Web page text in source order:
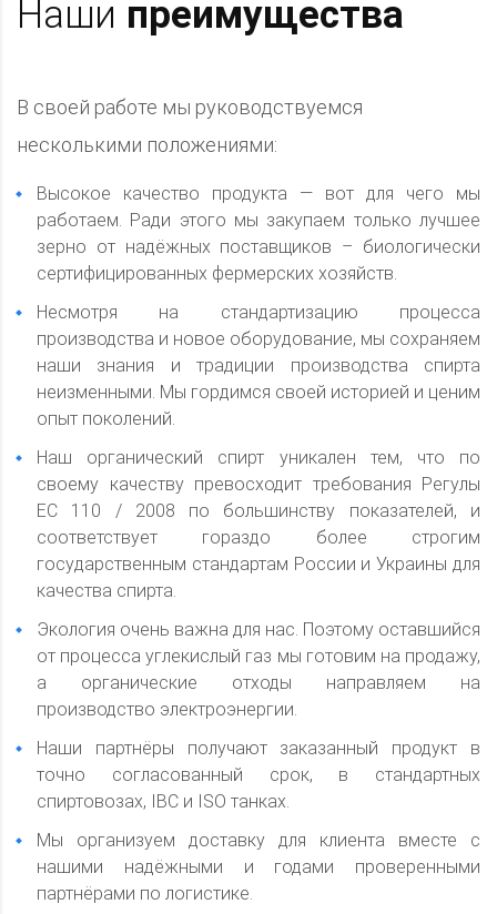
Наши преимущества
В своей работе мы руководствуемся
несколькими положениями:
Высокое качество продукта — вот для чего мы
работаем. Ради этого мы закупаем только лучшее
зерно от надёжных поставщиков – биологически
сертифицированных фермерских хозяйств.
Несмотря на стандартизацию процесса
производства и новое оборудование, мы сохраняем
наши знания и традиции производства спирта
неизменными. Мы гордимся своей историей и ценим
опыт поколений.
Наш органический спирт уникален тем, что по
своему качеству превосходит требования Регулы
ЕС 110 / 2008 по большинству показателей, и
соответствует гораздо более строгим
государственным стандартам России и Украины для
качества спирта.
Экология очень важна для нас. Поэтому оставшийся
от процесса углекислый газ мы готовим на продажу,
а органические отходы направляем на
производство электроэнергии.
Наши партнёры получают заказанный продукт в
точно согласованный срок, в стандартных
спиртовозах, IBC и ISO танках.
Мы организуем доставку для клиента вместе с
нашими надёжными и годами проверенными
партнёрами по логистике.